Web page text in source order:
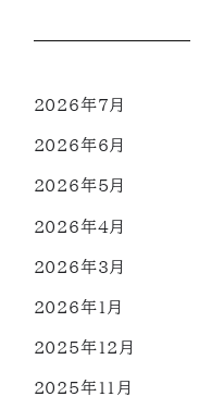
2026年7月
2026年6月
2026年5月
2026年4月
2026年3月
2026年1月
2025年12月
2025年11月